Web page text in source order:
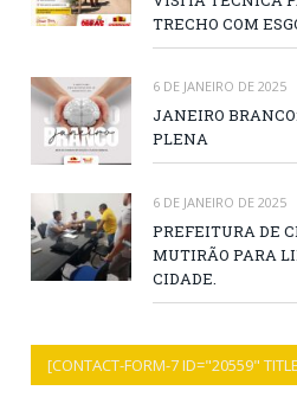
TRECHO COM
6 DE JANEIRO DE 2025
JANEIRO
PLENA
6 DE JANEIRO DE 2025
PREFEITURA DE
MUTIRÃO PARA
CIDADE.
[CONTACT-FORM-7 ID="20559"